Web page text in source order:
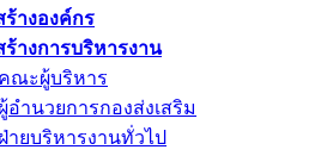
ร้างองค์กร
ร้างการบริหารงาน
คณะผู้บริหาร
ผู้อำนวยการกองส่งเสริม
ฝ่ายบริหารงานทั่วไป